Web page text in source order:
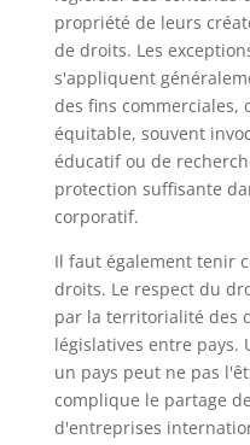
propriété de leurs
de droits. Les
s'appliquent
des fins
équitable, souvent
éducatif ou de
protection suffisante
corporatif.
Il faut également tenir
droits. Le respect du
par la territorialité des
législatives entre pays.
un pays peut ne pas
complique le partage
d'entreprises